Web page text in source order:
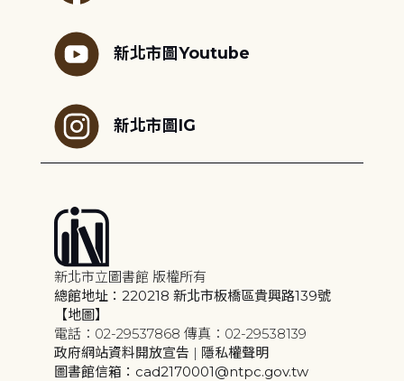
新北市圖Youtube
新北市圖IG
新北市立圖書館 版權所有
總館地址：220218 新北市板橋區貴興路139號
【地圖】
電話：02-29537868 傳真：02-29538139
政府網站資料開放宣告 | 隱私權聲明
圖書館信箱：cad2170001@ntpc.gov.tw